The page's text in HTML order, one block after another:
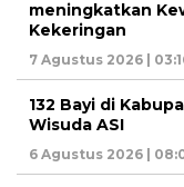
meningkatkan
Kekeringan
7 Agustus 2026 |
132 Bayi di
Wisuda ASI
6 Agustus 2026 |